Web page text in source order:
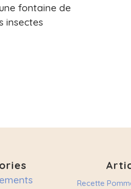
fontaine de
insectes
Recette